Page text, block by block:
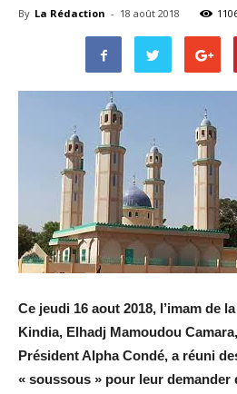
By La Rédaction - 18 août 2018
Ce jeudi 16 aout 2018, l’imam de
Kindia, Elhadj Mamoudou
Président Alpha Condé, a réuni
« soussous » pour leur demander